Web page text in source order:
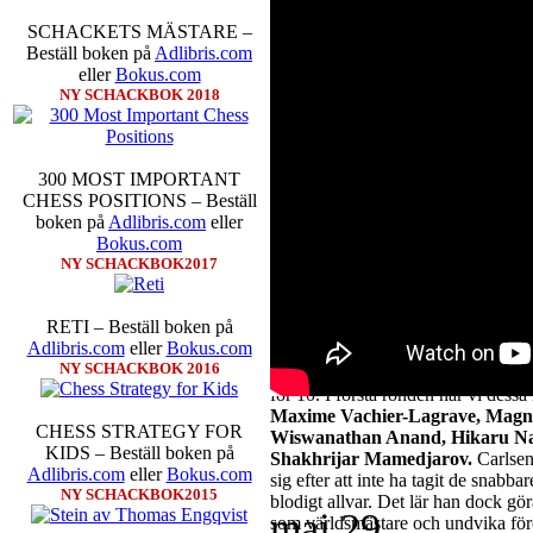
SCHACKETS MÄSTARE –
Beställ boken på Adlibris.com
ellerBokus.com
NY SCHACKBOK 2018
300 MOST IMPORTANT
CHESS POSITIONS – Beställ
boken på Adlibris.com eller
Bokus.com
NY SCHACKBOK2017
RETI – Beställ boken på
Adlibris.comellerBokus.com
NY SCHACKBOK 2016
CHESS STRATEGY FOR
KIDS – Beställ boken på
Adlibris.comellerBokus.com
NY SCHACKBOK2015
Kommentera
Den sjunde
är att tävlingen, som för övrigt är
för 10. I första ronden har vi
Maxime Vachier-Lagrave,
Wiswanathan Anand, Hikaru
Shakhrijar Mamedjarov.
sig efter att inte ha tagit de
blodigt allvar. Det lär han dock
som världsmästare och undvika